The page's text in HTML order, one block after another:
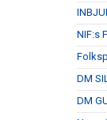
NIF:s
DM
DM